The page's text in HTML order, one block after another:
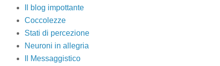
Il blog impottante
Coccolezze
Stati di percezione
Neuroni in allegria
Il Messaggistico